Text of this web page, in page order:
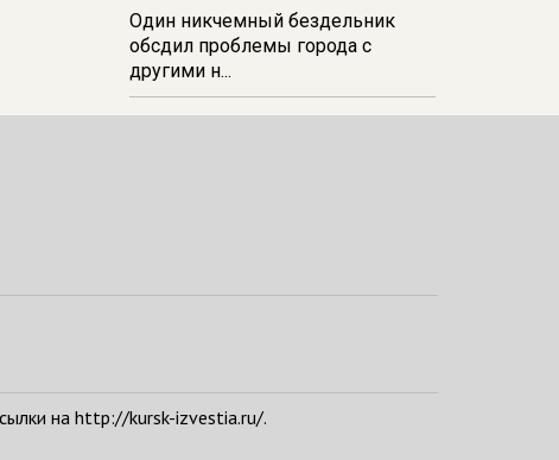
Один никчемный бездельник
обсдил проблемы города с
другими н...
на http://kursk-izvestia.ru/.